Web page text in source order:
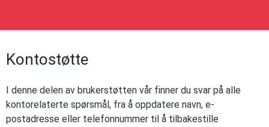
Kontostøtte
I denne delen av brukerstøtten vår finner du svar på alle
kontorelaterte spørsmål, fra å oppdatere navn, e-
postadresse eller telefonnummer til å tilbakestille